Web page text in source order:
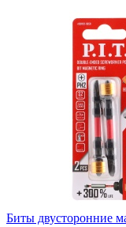
Биты двусторонние